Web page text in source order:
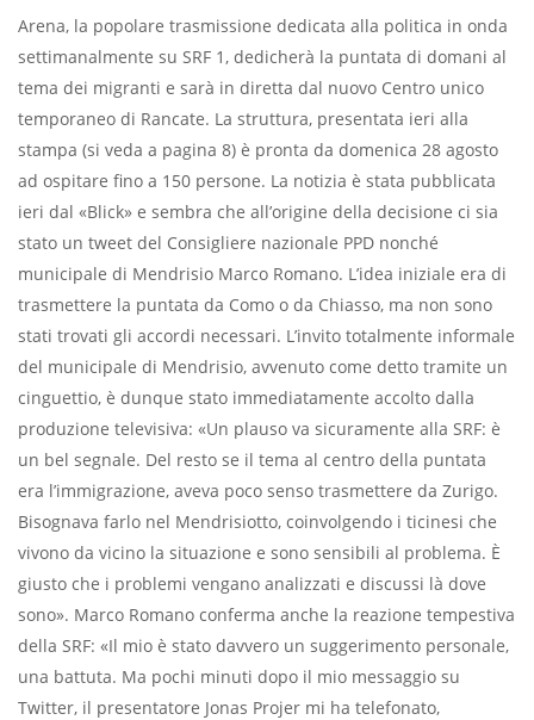
Arena, la popolare trasmissione dedicata alla politica in onda
settimanalmente su SRF 1, dedicherà la puntata di domani al
tema dei migranti e sarà in diretta dal nuovo Centro unico
temporaneo di Rancate. La struttura, presentata ieri alla
stampa (si veda a pagina 8) è pronta da domenica 28 agosto
ad ospitare fino a 150 persone. La notizia è stata pubblicata
ieri dal «Blick» e sembra che all’origine della decisione ci sia
stato un tweet del Consigliere nazionale PPD nonché
municipale di Mendrisio Marco Romano. L’idea iniziale era di
trasmettere la puntata da Como o da Chiasso, ma non sono
stati trovati gli accordi necessari. L’invito totalmente informale
del municipale di Mendrisio, avvenuto come detto tramite un
cinguettio, è dunque stato immediatamente accolto dalla
produzione televisiva: «Un plauso va sicuramente alla SRF: è
un bel segnale. Del resto se il tema al centro della puntata
era l’immigrazione, aveva poco senso trasmettere da Zurigo.
Bisognava farlo nel Mendrisiotto, coinvolgendo i ticinesi che
vivono da vicino la situazione e sono sensibili al problema. È
giusto che i problemi vengano analizzati e discussi là dove
sono». Marco Romano conferma anche la reazione tempestiva
della SRF: «Il mio è stato davvero un suggerimento personale,
una battuta. Ma pochi minuti dopo il mio messaggio su
Twitter, il presentatore Jonas Projer mi ha telefonato,